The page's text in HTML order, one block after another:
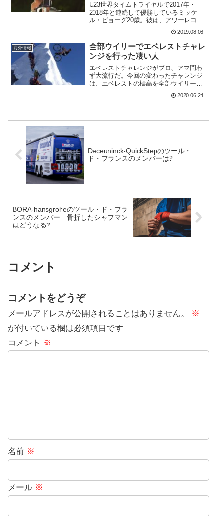
U23世界タイムトライヤルで2017年・
2018年と連続して優勝しているミッケ
ル・ビョーグ20歳。彼は、アワーレコー
ドにも挑戦しているタイムトライヤルス
ペシャリスト。この度、UAE-Team
Emiratesと3年契約を結びワールドツアー
チ...
2019.08.08
海外情報
全部ウイリーでエベレストチャレ
ンジを行った凄い人
エベレストチャレンジがプロ、アマ問わ
ず大流行だ。今回の変わったチャレンジ
は、エベレストの標高を全部ウイリーで
登ってしまうというもの。ウイリーとい
えば、サガンも得意だが、さすがに
2020.06.24
Deceuninck-QuickStepのツール・
ド・フランスのメンバーは?
BORA-hansgroheのツール・ド・フラ
ンスのメンバー 骨折したシャフマン
はどうなる?
コメント
コメントをどうぞ
メールアドレスが公開されることはありません。
※
が付いている欄は必須項目です
コメント ※
名前 ※
メール ※